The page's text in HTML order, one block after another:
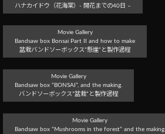
ハナカイドウ（花海棠）- 開花までの40日 –
Movie Gallery
Bandsaw box Bonsai Part II and how to make
盆栽バンドソーボックス”懸崖”と製作過程
Movie Gallery
Bandsaw box “BONSAI”, and the making.
バンドソーボックス”盆栽”と製作過程
Movie Gallery
Bandsaw box “Mushrooms in the forest” and the making